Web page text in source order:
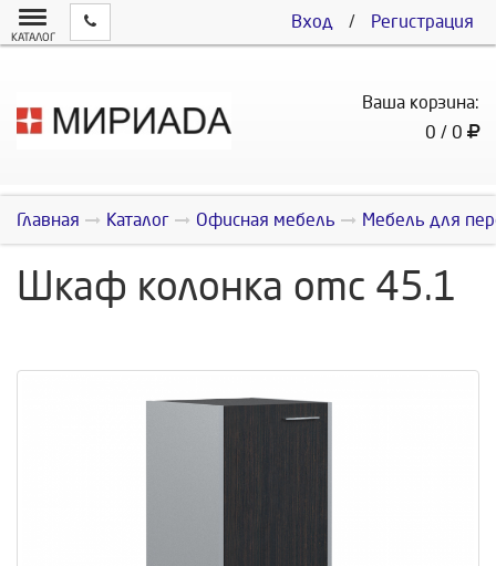
Вход / Регистрация
КАТАЛОГ
Ваша корзина:
0 / 0
Главная Каталог Офисная мебель Мебель для
Шкаф колонка omc 45.1